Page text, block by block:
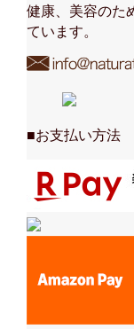
健康、美容のた
ています。
■お支払い方法